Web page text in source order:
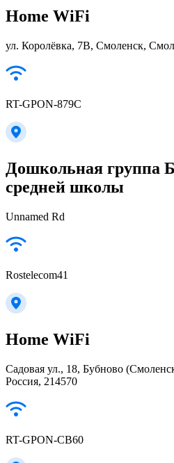
Home WiFi
ул. Королёвка, 7В, Смоленск,
RT-GPON-879C
Дошкольная группа
средней школы
Unnamed Rd
Rostelecom41
Home WiFi
Садовая ул., 18, Бубново
Россия, 214570
RT-GPON-CB60